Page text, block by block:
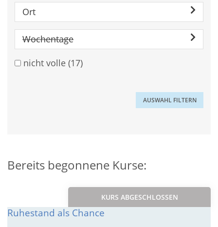
Ort
Wochentage
nicht volle (17)
Bereits begonnene Kurse:
KURS ABGESCHLOSSEN
Ruhestand als Chance